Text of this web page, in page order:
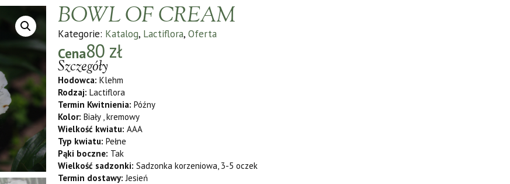
BOWL OF CREAM
Kategorie: Katalog, Lactiflora, Oferta
Cena80 zł
Szczegóły
Hodowca: Klehm
Rodzaj: Lactiflora
Termin Kwitnienia: Późny
Kolor: Biały , kremowy
Wielkość kwiatu: AAA
Typ kwiatu: Pełne
Pąki boczne: Tak
Wielkość sadzonki: Sadzonka korzeniowa, 3-5 oczek
Termin dostawy: Jesień